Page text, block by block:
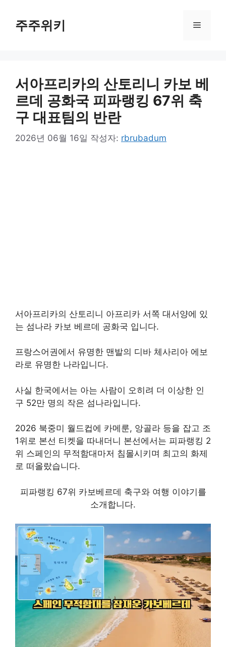
주주위키 메
서아프리카의 산토리니 카보 베
르데 공화국 피파랭킹 67위 축
구 대표팀의 반란
2026년 06월 16일 작성자: rbrubadum
서아프리카의 산토리니 아프리카 서쪽 대서양에 있
는 섬나라 카보 베르데 공화국 입니다.
프랑스어권에서 유명한 맨발의 디바 체사리아 에보
라로 유명한 나라입니다.
사실 한국에서는 아는 사람이 오히려 더 이상한 인
구 52만 명의 작은 섬나라입니다.
2026 북중미 월드컵에 카메룬, 앙골라 등을 잡고 조
1위로 본선 티켓을 따내더니 본선에서는 피파랭킹 2
위 스페인의 무적함대마저 침몰시키며 최고의 화제
로 떠올랐습니다.
피파랭킹 67위 카보베르데 축구와 여행 이야기를
소개합니다.